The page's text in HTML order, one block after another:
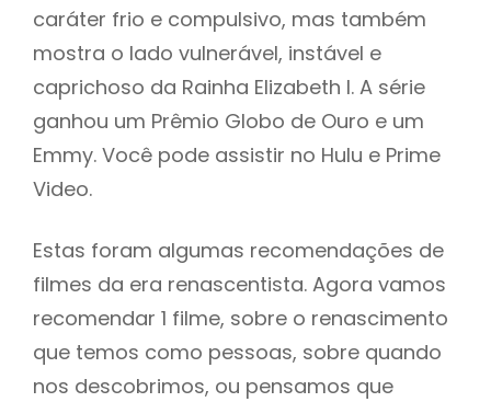
caráter frio e compulsivo, mas também
mostra o lado vulnerável, instável e
caprichoso da Rainha Elizabeth I. A série
ganhou um Prêmio Globo de Ouro e um
Emmy. Você pode assistir no Hulu e Prime
Video.
Estas foram algumas recomendações de
filmes da era renascentista. Agora vamos
recomendar 1 filme, sobre o renascimento
que temos como pessoas, sobre quando
nos descobrimos, ou pensamos que